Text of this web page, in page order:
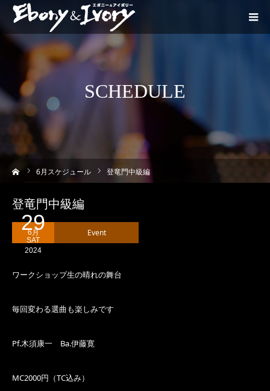
SCHEDULE
6月スケジュール 登竜門中級編
登竜門中級編
6月
29
SAT
2024
Event
ワークショップ生の晴れの舞台
毎回変わる選曲も楽しみです
Pf.木須康一 Ba.伊藤寛
MC2000円（TC込み）